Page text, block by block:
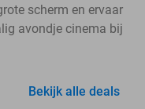
scherm en ervaar
avondje cinema bij
Bekijk alle deals